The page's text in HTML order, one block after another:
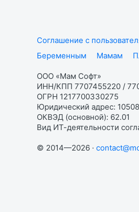
Соглашение с
Беременным
Мамам
ООО «Мам Софт»
ИНН/КПП 7707455220 /
ОГРН 1217700330275
Юридический адрес:
ОКВЭД (основной): 62.01
Вид ИТ-деятельности
© 2014—2026 ·